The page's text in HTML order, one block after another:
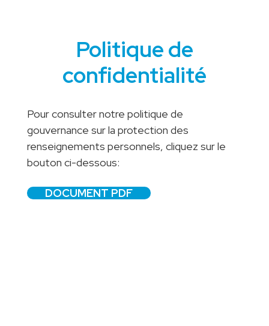
Politique de
confidentialité
Pour consulter notre politique de
gouvernance sur la protection des
renseignements personnels, cliquez sur le
bouton ci-dessous:
DOCUMENT PDF